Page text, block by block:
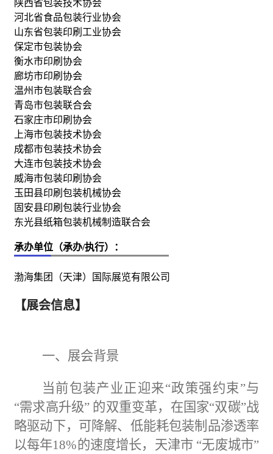
陕西省包装技术协会
河北省食品包装行业协会
山东省包装印刷工业协会
保定市包装协会
衡水市印刷协会
廊坊市印刷协会
温州市包装联合会
青岛市包装联合会
石家庄市印刷协会
上海市包装技术协会
成都市包装技术协会
大连市包装技术协会
威海市包装印刷协会
玉田县印刷包装机械协会
固安县印刷包装行业协会
东光县纸箱包装机械制造联合会
承办单位（承办/执行）：
渤海集团（天津）国际展览有限公司
【展会信息】
一、 展会背景
当前包装产业正迎来“政策强约束”与
“需求高升级” 的双重变革，在国家“双碳”战
略驱动下，可降解、低能耗包装制品渗透率
以每年18%的速度增长，天津市 “无废城市”